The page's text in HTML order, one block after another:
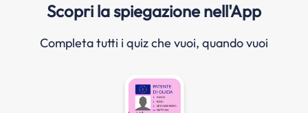
Scopri la spiegazione nell'App
Completa tutti i quiz che vuoi, quando vuoi